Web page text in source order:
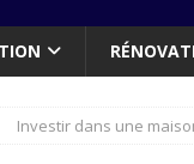
Investir dans une